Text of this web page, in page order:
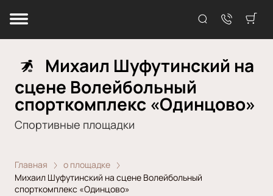
Михаил Шуфутинский на
сцене Волейбольный
спорткомплекс «Одинцово»
Спортивные площадки
Главная
о площадке
Михаил Шуфутинский на сцене Волейбольный
спорткомплекс «Одинцово»